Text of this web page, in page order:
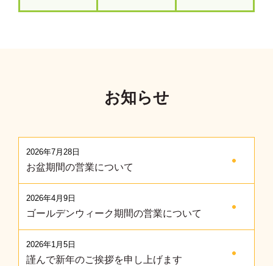
お知らせ
2026年7月28日
お盆期間の営業について
2026年4月9日
ゴールデンウィーク期間の営業について
2026年1月5日
謹んで新年のご挨拶を申し上げます